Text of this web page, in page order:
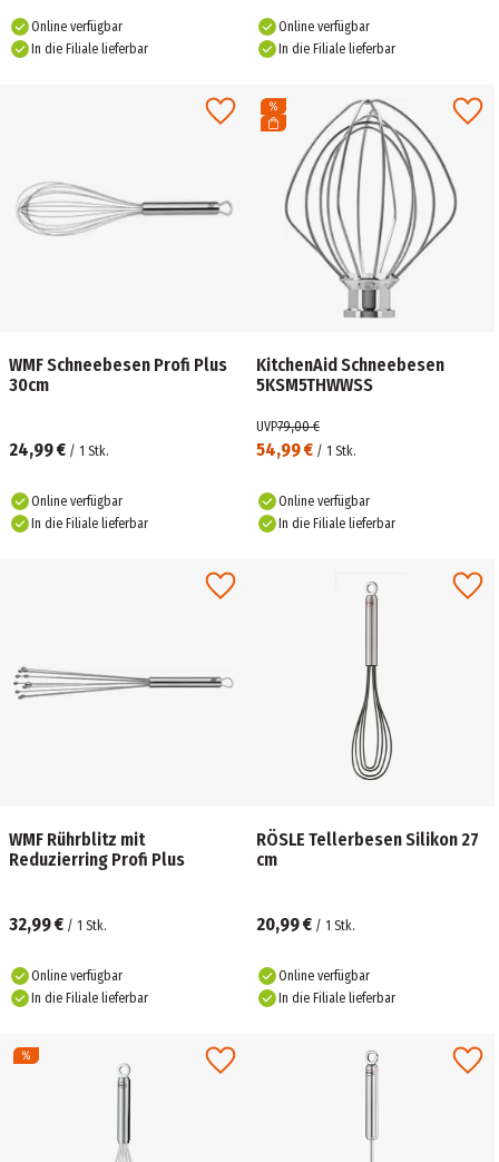
Online verfügbar
In die Filiale lieferbar
Online verfügbar
In die Filiale lieferbar
WMF Schneebesen Profi Plus
30cm
24,99 € / 1 Stk.
Online verfügbar
In die Filiale lieferbar
KitchenAid Schneebesen
5KSM5THWWSS
54,99 € / 1 Stk.
UVP79,00 €
Online verfügbar
In die Filiale lieferbar
WMF Rührblitz mit
Reduzierring Profi Plus
32,99 € / 1 Stk.
Online verfügbar
In die Filiale lieferbar
RÖSLE Tellerbesen Silikon 27
cm
20,99 € / 1 Stk.
Online verfügbar
In die Filiale lieferbar